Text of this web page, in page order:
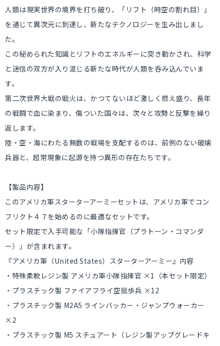
人類は現実世界の境界を打ち破り、「リフト（時空の割れ目）」
を通じて異次元に到達し、新たなテクノロジーを生み出しまし
た。
この秘められた知識とリフトのエネルギーに突き動かされ、科学
と迷信の双方が入り混じる新たな時代が人類を呑み込んでいま
す。
第二次世界大戦の戦火は、かつてないほど激しく燃え盛り、長年
の戦闘で血に染まり、傷ついた国々は、次々と攻勢と反撃を繰り
返します。
陸・空・海にわたる無数の戦場を支配するのは、前例のない破壊
兵器と、超常現象に起源を持つ異形の存在たちです。
【製品内容】
このアメリカ軍スターターアーミーセットは、アメリカ軍でコン
フリクト４７を始めるのに最適なセットです。
セット限定で入手可能な「小隊指揮官（プラトーン・コマンダ
ー）」が含まれます。
『アメリカ軍（United States）スターターアーミー』内容
・特殊柔軟レジン製 アメリカ軍小隊指揮官 ×1（本セット限定）
・プラスチック製 ファイアフライ空挺歩兵 ×12
・プラスチック製 M2A5 ラインバッカー・ジャンプウォーカー
×2
・プラスチック製 M5 スチュアート（レジン製アップグレードキ